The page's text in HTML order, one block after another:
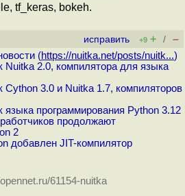
tf_keras, bokeh.
исправить +9 + / –
(https://nuitka.net/posts/nuitk...)
2.0, компилятора для языка
3.0 и Nuitka 1.7, компиляторов
программирования Python 3.12
продолжают
2
добавлен JIT-компилятор
61154-nuitka